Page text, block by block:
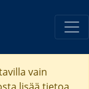
vain